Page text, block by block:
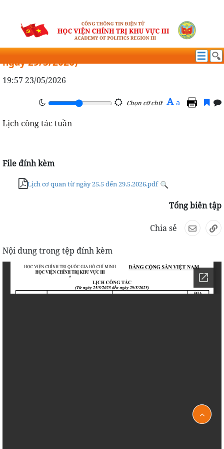
LỊCH CÔNG TÁC
Lịch công tác tuần (từ ngày 25/5/2026 đến
ngày 29/5/2026)
19:57 23/05/2026
Chọn cỡ chữ A a
Lịch công tác tuần
File đính kèm
Lịch cơ quan từ ngày 25.5 đến 29.5.2026.pdf
Tổng biên tập
Chia sẻ
Nội dung trong tệp đính kèm